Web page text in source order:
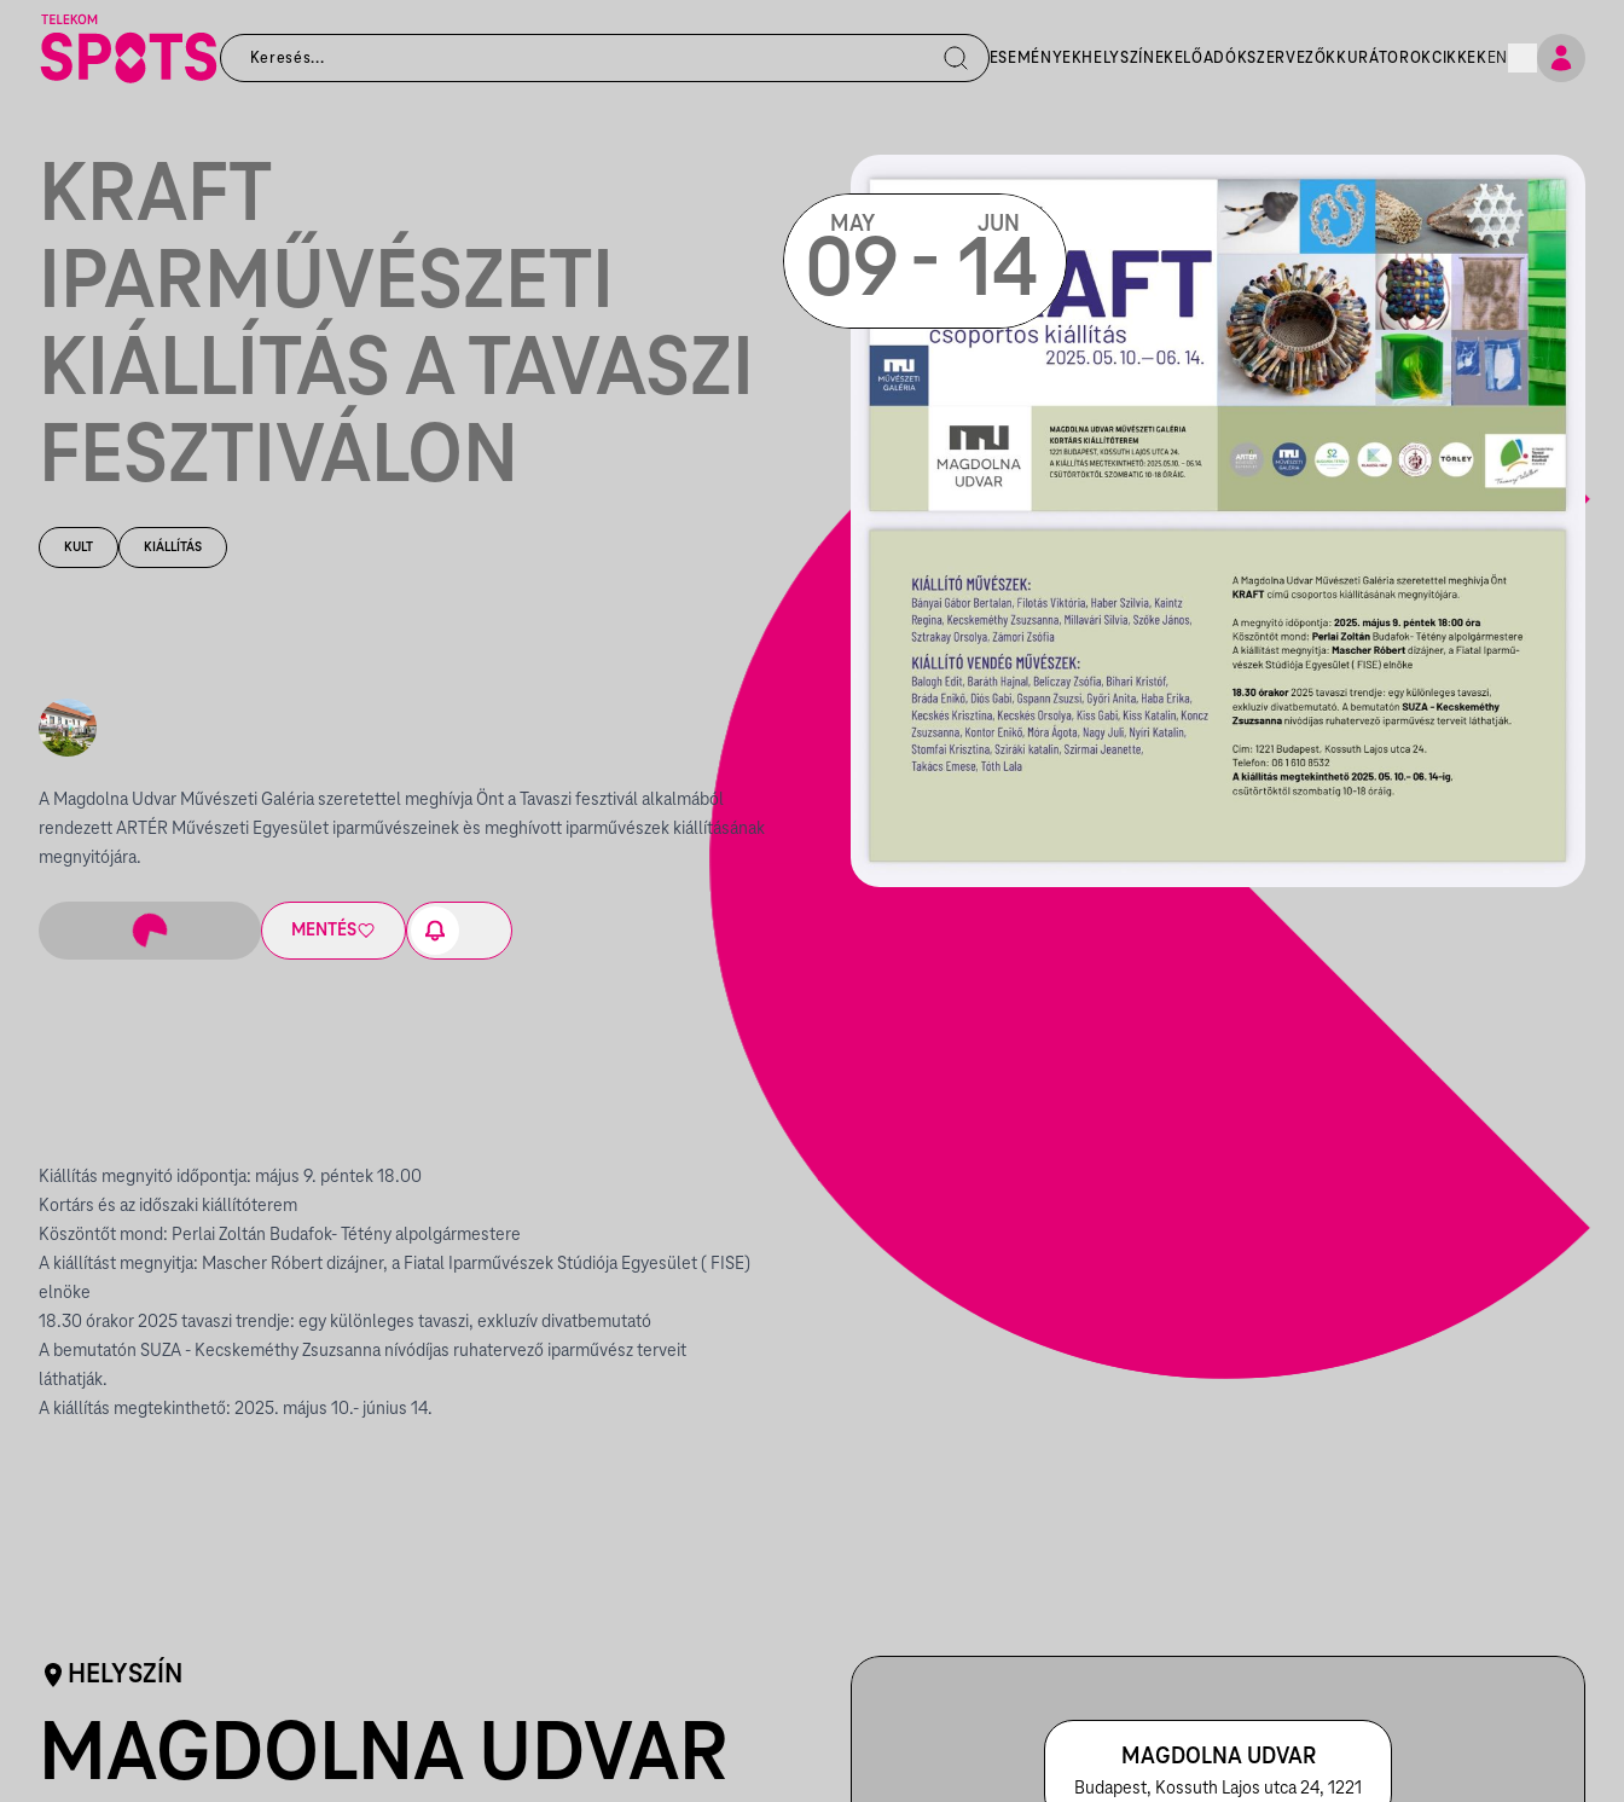
ESEMÉNYEKHELYSZÍNEK ELŐADÓKSZERVEZŐK KURÁTOROKCIKKEK EN
KRAFT
IPARMŰVÉSZETI
KIÁLLÍTÁS A TAVASZI
FESZTIVÁLON
KULT KIÁLLÍTÁS
A Magdolna Udvar Művészeti Galéria szeretettel meghívja Önt a Tavaszi fesztivál alkalmából
rendezett ARTÉR Művészeti Egyesület iparművészeinek ès meghívott iparművészek kiállításának
megnyitójára.
MENTÉS
MAY
09- JUN
14
Kiállítás megnyitó időpontja: május 9. péntek 18.00
Kortárs és az időszaki kiállítóterem
Köszöntőt mond: Perlai Zoltán Budafok- Tétény alpolgármestere
A kiállítást megnyitja: Mascher Róbert dizájner, a Fiatal Iparművészek Stúdiója Egyesület ( FISE)
elnöke
18.30 órakor 2025 tavaszi trendje: egy különleges tavaszi, exkluzív divatbemutató
A bemutatón SUZA - Kecskeméthy Zsuzsanna nívódíjas ruhatervező iparművész terveit
láthatják.
A kiállítás megtekinthető: 2025. május 10.- június 14.
HELYSZÍN
MAGDOLNA UDVAR MAGDOLNA UDVAR
Budapest, Kossuth Lajos utca 24, 1221